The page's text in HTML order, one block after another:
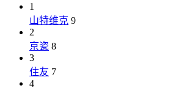
1
山特维克 9
2
京瓷 8
3
住友 7
4